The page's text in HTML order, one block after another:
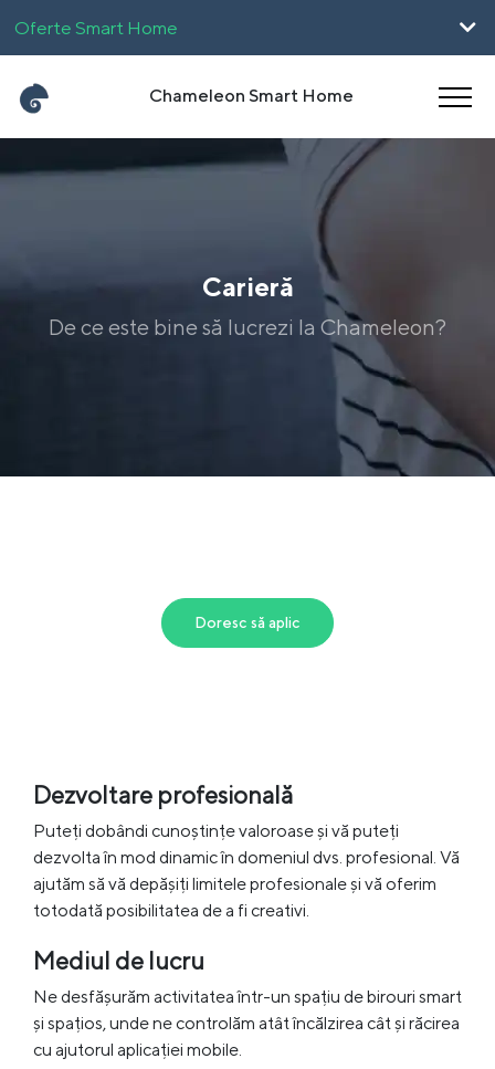
Oferte Smart Home
Pentru Firme
UpHome
Chameleon Smart Home
Carieră
De ce este bine să lucrezi la Chameleon?
Doresc să aplic
Dezvoltare profesională
Puteți dobândi cunoștințe valoroase și vă puteți
dezvolta în mod dinamic în domeniul dvs. profesional. Vă
ajutăm să vă depășiți limitele profesionale și vă oferim
totodată posibilitatea de a fi creativi.
Mediul de lucru
Ne desfășurăm activitatea într-un spațiu de birouri smart
și spațios, unde ne controlăm atât încălzirea cât și răcirea
cu ajutorul aplicației mobile.